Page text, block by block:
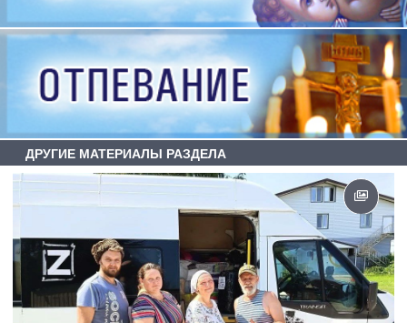
ДРУГИЕ МАТЕРИАЛЫ РАЗДЕЛА